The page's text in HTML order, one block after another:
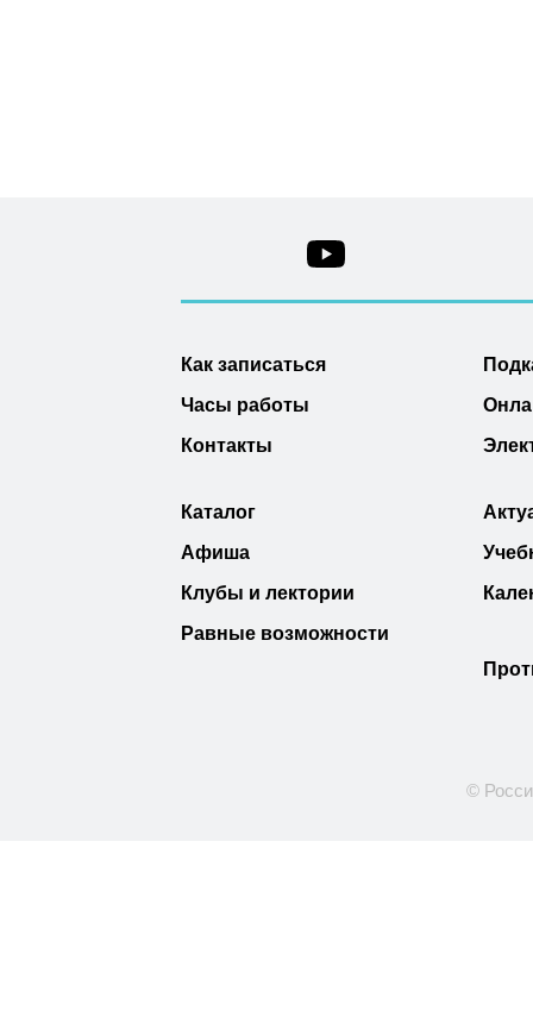
Как записаться
Часы работы
Контакты
Каталог
Афиша
Клубы и лектории
Равные возможности
©